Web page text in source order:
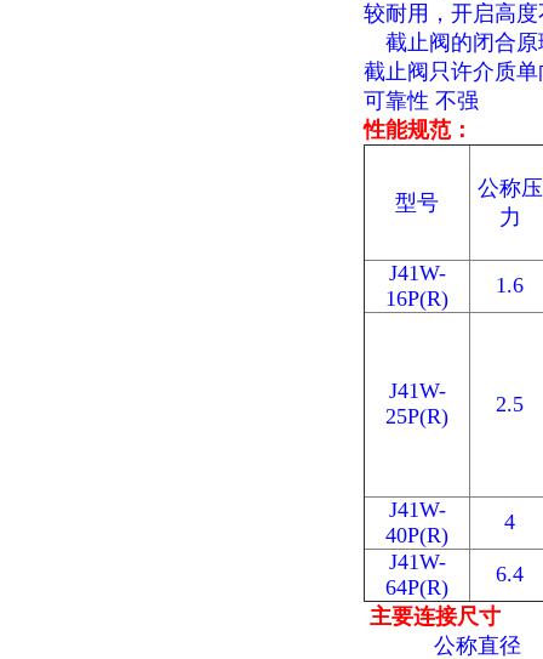
较耐用，开启高
截止阀的闭合原
截止阀只许介质
可靠性 不强
性能规范：
型号
公称压
力
J41W-
16P(R)
1.6
J41W-
25P(R)
2.5
J41W-
40P(R)
4
J41W-
64P(R)
6.4
主要连接尺寸
公称直径